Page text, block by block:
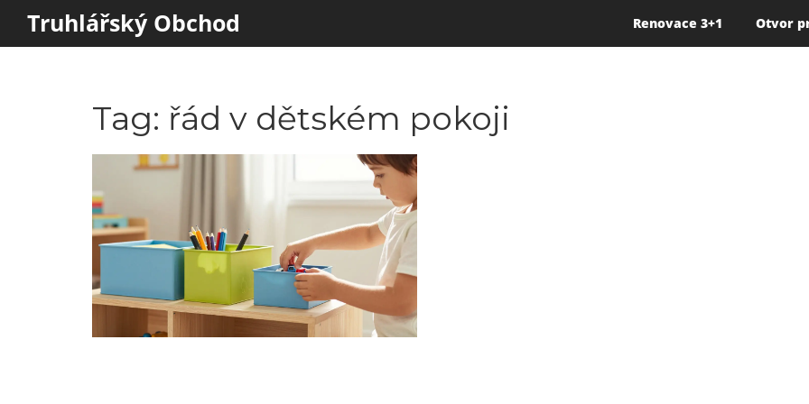
Truhlářský Obchod Renovace 3+1 Otvor
Tag: řád v dětském pokoji